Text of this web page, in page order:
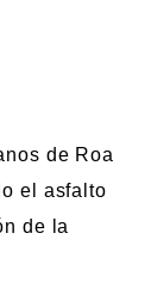
de Roa
el asfalto
de la